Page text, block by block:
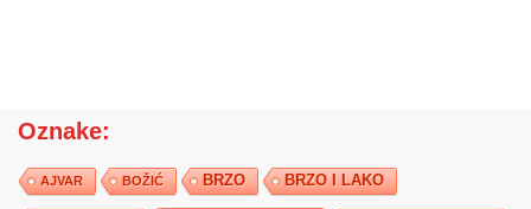
Oznake:
AJVAR BOŽIĆ BRZO BRZO I LAKO